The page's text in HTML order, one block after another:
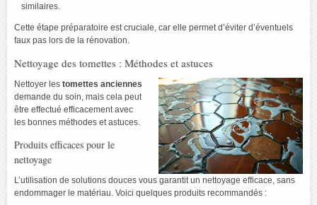
similaires.
Cette étape préparatoire est cruciale, car elle permet d’éviter d’éventuels
faux pas lors de la rénovation.
Nettoyage des tomettes : Méthodes et astuces
Nettoyer les tomettes anciennes
demande du soin, mais cela peut
être effectué efficacement avec
les bonnes méthodes et astuces.
Produits efficaces pour le
nettoyage
L’utilisation de solutions douces vous garantit un nettoyage efficace, sans
endommager le matériau. Voici quelques produits recommandés :